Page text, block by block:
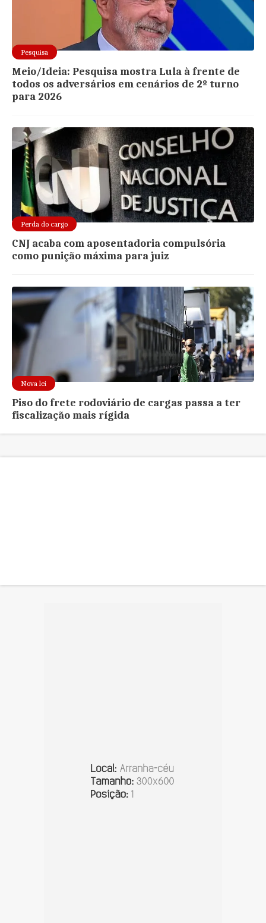
Pesquisa
Meio/Ideia: Pesquisa mostra Lula à frente de
todos os adversários em cenários de 2º turno
para 2026
Perda do cargo
CNJ acaba com aposentadoria compulsória
como punição máxima para juiz
Nova lei
Piso do frete rodoviário de cargas passa a ter
fiscalização mais rígida